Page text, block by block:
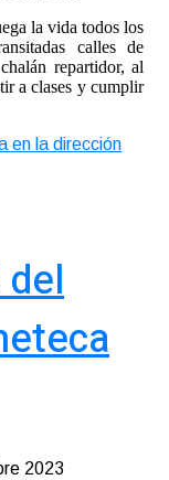
la vida todos los
calles de
repartidor, al
a clases y cumplir
en la dirección
2023